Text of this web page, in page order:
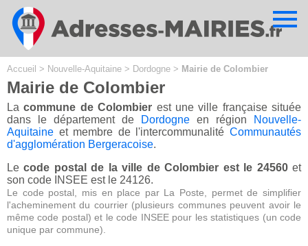
Accueil > Nouvelle-Aquitaine > Dordogne > Mairie de Colombier
Mairie de Colombier
Lacommune de Colombier est une ville française située
dans le département de
Dordogne en région
Nouvelle-
Aquitaine et membre de l'intercommunalité Communautés
d'agglomération Bergeracoise.
Lecode postal de la ville de Colombier est le 24560et
son code INSEE est le 24126.
Le code postal, mis en place par La Poste, permet de simplifier
l'acheminement du courrier (plusieurs communes peuvent avoir le
même code postal) et le code INSEE pour les statistiques (un code
unique par commune).
Cookies management panel